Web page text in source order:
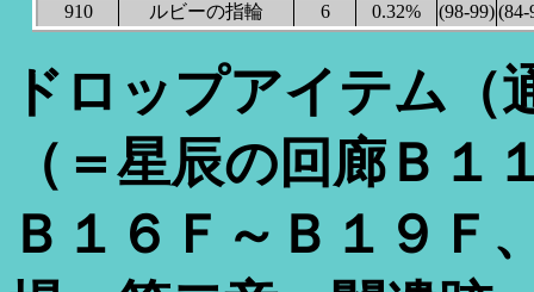
910
ルビーの指輪 6 0.32% (98-99)(84-
ドロップアイテム（
（＝星辰の回廊Ｂ１
Ｂ１６Ｆ～Ｂ１９Ｆ